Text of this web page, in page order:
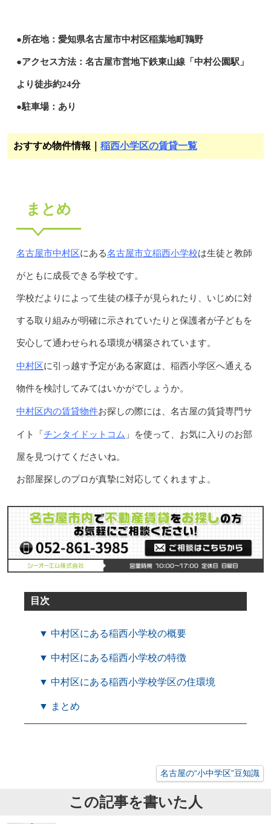
●所在地：愛知県名古屋市中村区稲葉地町鶉野
●アクセス方法：名古屋市営地下鉄東山線「中村公園駅」
より徒歩約24分
●駐車場：あり
おすすめ物件情報｜ 稲西小学区の賃貸一覧
まとめ
名古屋市中村区にある名古屋市立稲西小学校は生徒と教師
がともに成長できる学校です。
学校だよりによって生徒の様子が見られたり、いじめに対
する取り組みが明確に示されていたりと保護者が子どもを
安心して通わせられる環境が構築されています。
中村区に引っ越す予定がある家庭は、稲西小学区へ通える
物件を検討してみてはいかがでしょうか。
中村区内の賃貸物件お探しの際には、名古屋の賃貸専門サ
イト「チンタイドットコム 」を使って、お気に入りのお部
屋を見つけてくださいね。
お部屋探しのプロが真摯に対応してくれますよ。
目次
▼ 中村区にある稲西小学校の概要
▼ 中村区にある稲西小学校の特徴
▼ 中村区にある稲西小学校学区の住環境
▼ まとめ
名古屋の“小中学区”豆知識
この記事を書いた人